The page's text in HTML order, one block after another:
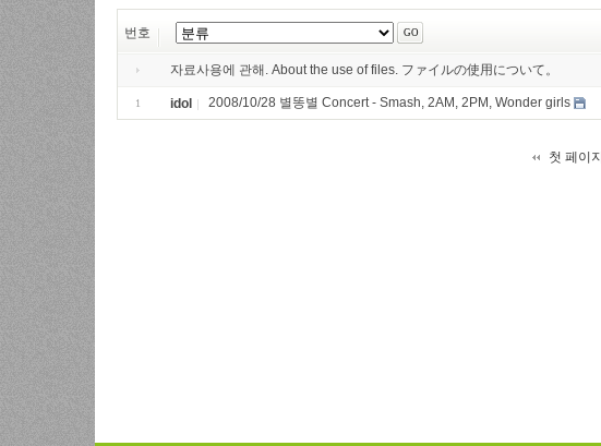
번호
자료사용에 관해. About the use of files. ファイルの使用について。
1 idol 2008/10/28 별똥별 Concert - Smash, 2AM, 2PM, Wonder girls
첫 페이지